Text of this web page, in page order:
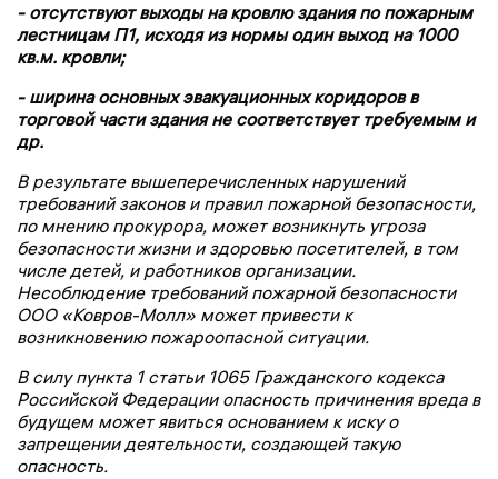
- отсутствуют выходы на кровлю здания по пожарным
лестницам П1, исходя из нормы один выход на 1000
кв.м. кровли;
- ширина основных эвакуационных коридоров в
торговой части здания не соответствует требуемым и
др.
В результате вышеперечисленных нарушений
требований законов и правил пожарной безопасности,
по мнению прокурора, может возникнуть угроза
безопасности жизни и здоровью посетителей, в том
числе детей, и работников организации.
Несоблюдение требований пожарной безопасности
ООО «Ковров-Молл» может привести к
возникновению пожароопасной ситуации.
В силу пункта 1 статьи 1065 Гражданского кодекса
Российской Федерации опасность причинения вреда в
будущем может явиться основанием к иску о
запрещении деятельности, создающей такую
опасность.